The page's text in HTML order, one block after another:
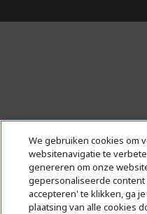
We gebruiken cookies om
websitenavigatie te
genereren om onze
gepersonaliseerde
accepteren' te klikken, ga
plaatsing van alle cookies